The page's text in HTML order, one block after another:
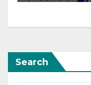
Search